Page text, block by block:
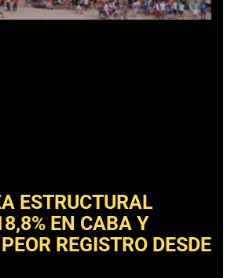
ESTRUCTURAL
EN CABA Y
REGISTRO DESDE